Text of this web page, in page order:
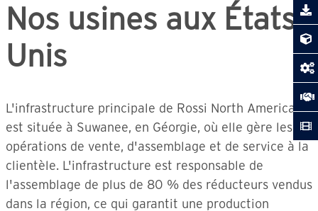
Nos usines aux États-
Unis
L'infrastructure principale de Rossi North America
est située à Suwanee, en Géorgie, où elle gère les
opérations de vente, d'assemblage et de service à la
clientèle. L'infrastructure est responsable de
l'assemblage de plus de 80 % des réducteurs vendus
dans la région, ce qui garantit une production